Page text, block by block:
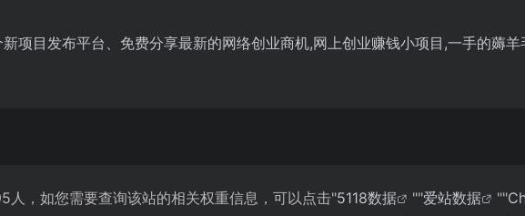
项目发布平台、免费分享最新的网络创业商机,网上创业赚钱小项目,一手的薅
人，如您需要查询该站的相关权重信息，可以点击"5118数据 ""爱站数据 ""